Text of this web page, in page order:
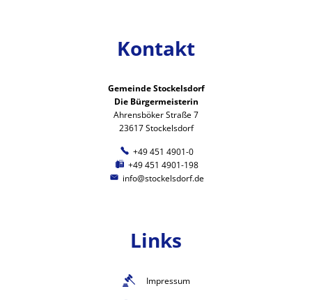
Kontakt
Gemeinde Stockelsdorf
Die Bürgermeisterin
Ahrensböker Straße 7
23617 Stockelsdorf
+49 451 4901-0
+49 451 4901-198
info@stockelsdorf.de
Links
Impressum